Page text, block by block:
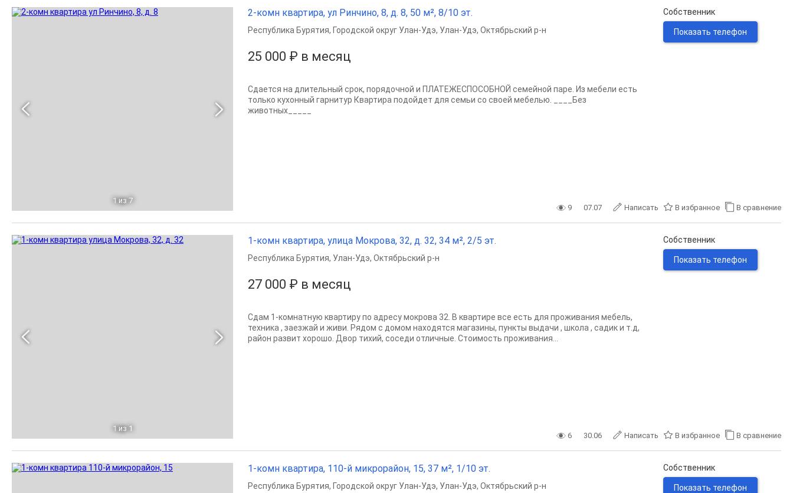
1 из 7
2-комн квартира, ул Ринчино, 8, д. 8, 50 м², 8/10 эт.
25 000 ₽ в месяц
Республика Бурятия, Городской округ Улан-Удэ, Улан-Удэ, Октябрьский р-н
Сдается на длительный срок, порядочной и ПЛАТЕЖЕСПОСОБНОЙ семейной паре. Из мебели есть
только кухонный гарнитур Квартира подойдет для семьи со своей мебелью. ____Без
животных_____
Собственник
Показать телефон
9 07.07 Написать В избранное В сравнение
1 из 1
1-комн квартира, улица Мокрова, 32, д. 32, 34 м², 2/5 эт.
27 000 ₽ в месяц
Республика Бурятия, Улан-Удэ, Октябрьский р-н
Сдам 1-комнатную квартиру по адресу мокрова 32. В квартире все есть для проживания мебель,
техника , заезжай и живи. Рядом с домом находятся магазины, пункты выдачи , школа , садик и т.д,
район развит хорошо. Двор тихий, соседи отличные. Стоимость проживания...
Собственник
Показать телефон
6 30.06 Написать В избранное В сравнение
1-комн квартира, 110-й микрорайон, 15, 37 м², 1/10 эт.
Республика Бурятия, Городской округ Улан-Удэ, Улан-Удэ, Октябрьский р-н
Собственник
Показать телефон